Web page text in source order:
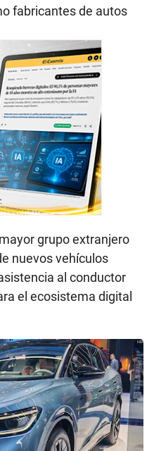
fabricantes de autos
grupo extranjero
nuevos vehículos
al conductor
el ecosistema digital